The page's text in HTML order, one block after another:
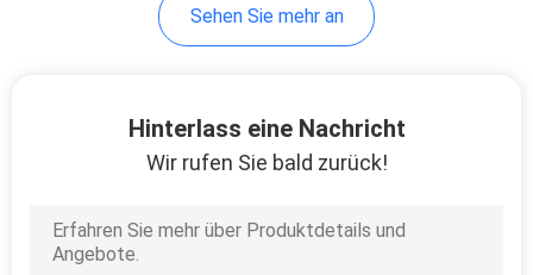
Korrosionschutz-
Sehen Sie mehr an
Hinterlass eine Nachricht
Wir rufen Sie bald zurück!